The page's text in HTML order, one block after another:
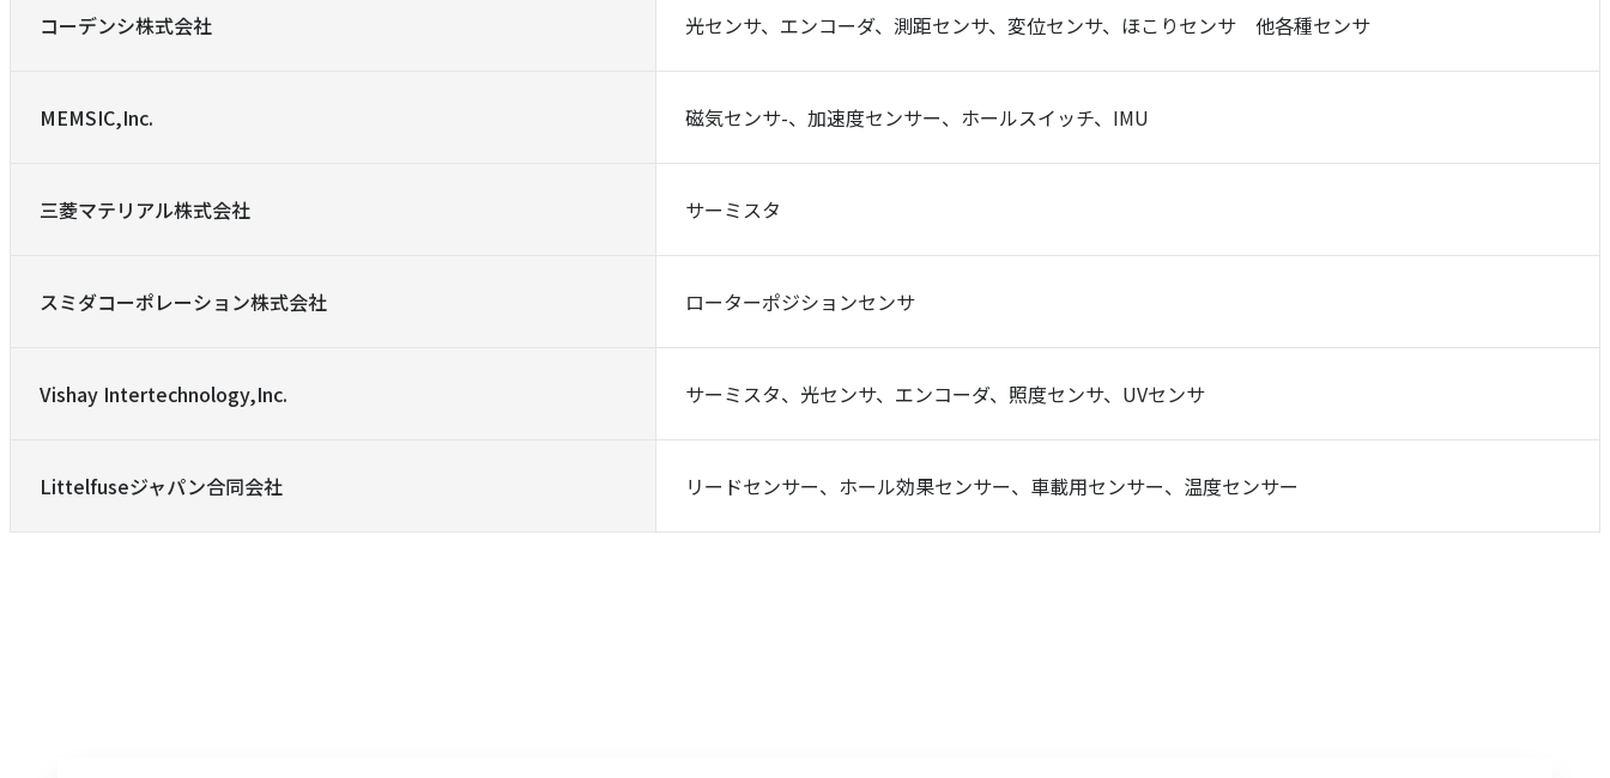
コーデンシ株式会社 光センサ、エンコーダ、測距センサ、変位センサ、ほこりセンサ 他各種センサ
MEMSIC,Inc. 磁気センサ-、加速度センサー、ホールスイッチ、IMU
三菱マテリアル株式会社 サーミスタ
スミダコーポレーション株式会社 ローターポジションセンサ
Vishay Intertechnology,Inc. サーミスタ、光センサ、エンコーダ、照度センサ、UVセンサ
Littelfuseジャパン合同会社 リードセンサー、ホール効果センサー、車載用センサー、温度センサー